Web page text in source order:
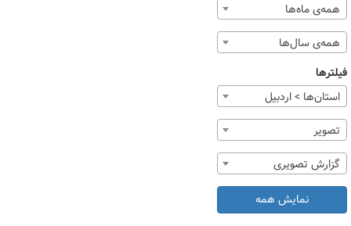
همه‌ی ماه‌ها
همه‌ی سال‌ها
فیلترها
استان‌ها > اردبیل
تصوير
گزارش تصویری
نمایش همه